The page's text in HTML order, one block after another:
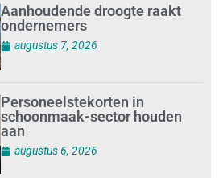
Aanhoudende droogte raakt
ondernemers
augustus 7, 2026
Personeelstekorten in
schoonmaak-sector houden
aan
augustus 6, 2026